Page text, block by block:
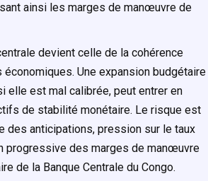
ainsi les marges de manœuvre de
devient celle de la cohérence
Une expansion budgétaire
elle est mal calibrée, peut entrer en
de stabilité monétaire. Le risque est
des anticipations, pression sur le taux
progressive des marges de manœuvre
de la Banque Centrale du Congo.